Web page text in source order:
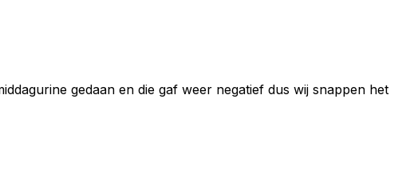
gedaan en die gaf weer negatief dus wij snappen het